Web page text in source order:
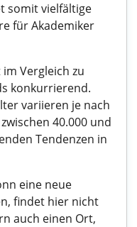
somit vielfältige
für Akademiker
Vergleich zu
konkurrierend.
variieren je nach
40.000 und
Tendenzen in
eine neue
findet hier nicht
auch einen Ort,